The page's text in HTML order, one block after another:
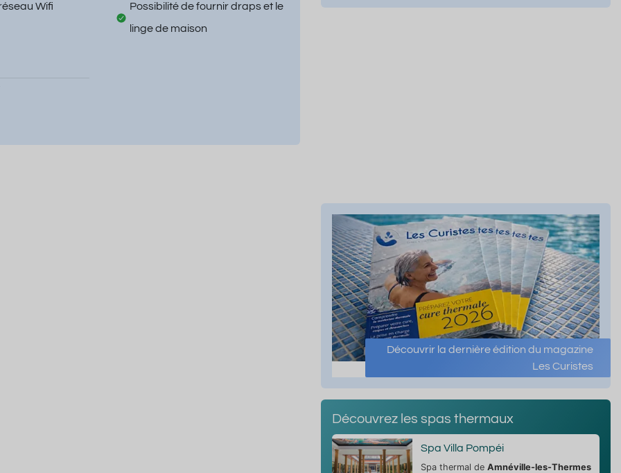
Wifi
Possibilité de fournir draps et le
linge de maison
Découvrir la dernière édition du magazine
Les Curistes
Découvrez les spas thermaux
Spa Villa Pompéi
Spa thermal de Amnéville-les-Thermes